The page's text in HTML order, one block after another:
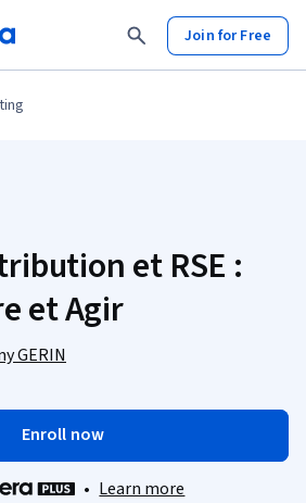
Join for Free
et RSE :
et Agir
GERIN
Enroll now
• Learn more